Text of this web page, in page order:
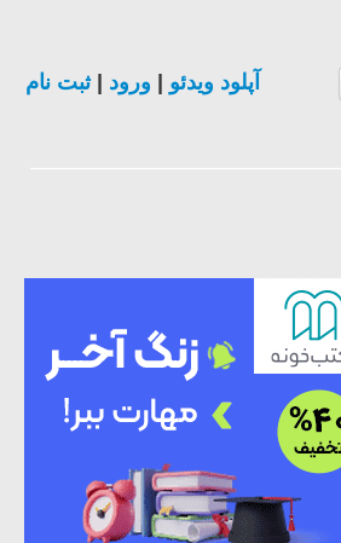
آپلود ویدئو ورود |ثبت نام